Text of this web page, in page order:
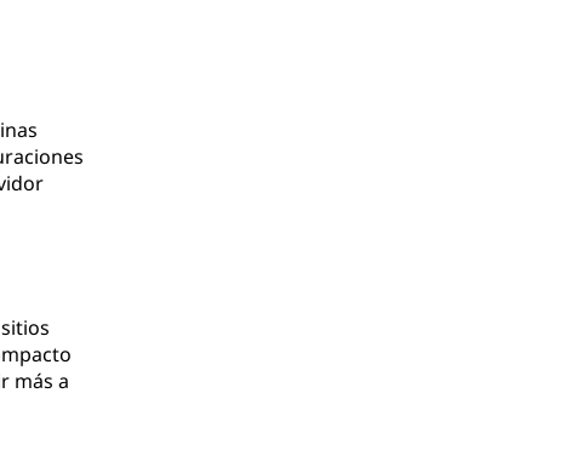
más a